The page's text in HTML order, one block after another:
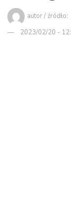
autor / źródło:
2023/02/20 -